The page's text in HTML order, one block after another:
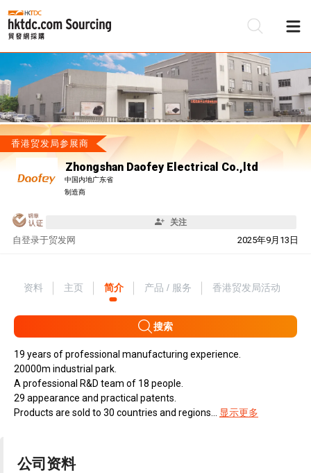
香港贸发局参展商
Zhongshan Daofey Electrical Co.,ltd
中国内地广东省
制造商
关注
自 2025年9月13日
登录于贸发网
资料 主页 简介 产品 / 服务 香港贸发局活动
搜索
19 years of professional manufacturing experience.
20000m industrial park.
A professional R&D team of 18 people.
29 appearance and practical patents.
Products are sold to 30 countries and regions...
显示更多
公司资料